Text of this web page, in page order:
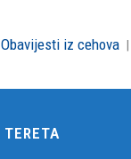
Obavijesti iz cehova